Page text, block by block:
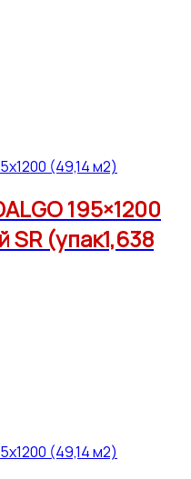
(49,14 м2)
195×1200
(упак1,638
(49,14 м2)